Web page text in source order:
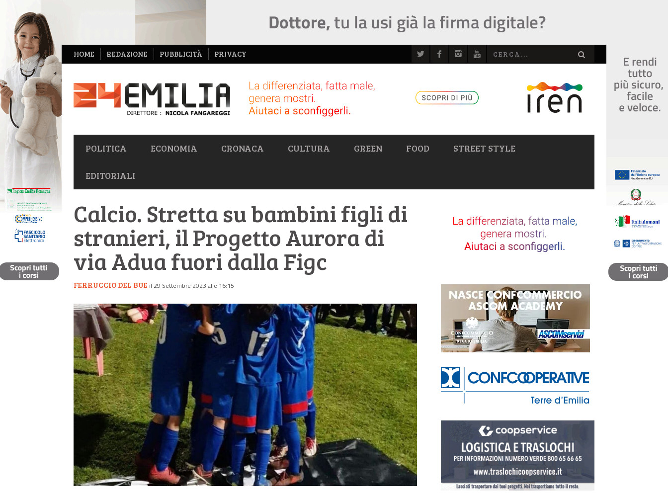
NAVIGAZIONE
SECONDARIA
HOME REDAZIONE PUBBLICITÀ PRIVACY
NAVIGAZIONE
PRIMARIA
POLITICA ECONOMIA CRONACA CULTURA GREEN FOOD STREET STYLE
EDITORIALI
Calcio. Stretta su bambini figli di
stranieri, il Progetto Aurora di
via Adua fuori dalla Figc
FERRUCCIO DEL BUE il 29 Settembre 2023 alle 16:15